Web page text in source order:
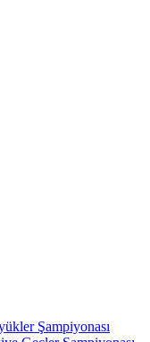
Şampiyonası